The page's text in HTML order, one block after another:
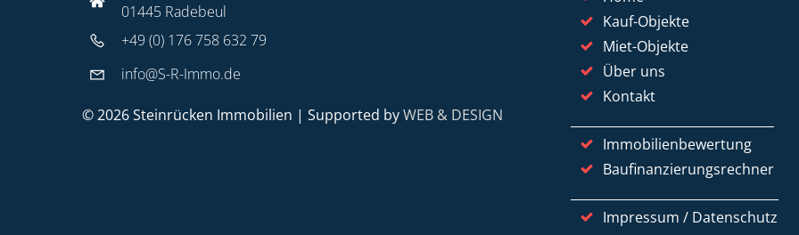
01445 Radebeul
+49 (0) 176 758 632 79
info@S-R-Immo.de
© 2026 Steinrücken Immobilien | Supported byWEB & DESIGN
Kauf-Objekte
Miet-Objekte
Über uns
Kontakt
Immobilienbewertung
Baufinanzierungsrechner
Impressum / Datenschutz